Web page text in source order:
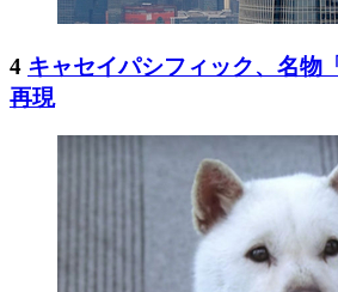
4 キャセイパシフィック、名物
再現